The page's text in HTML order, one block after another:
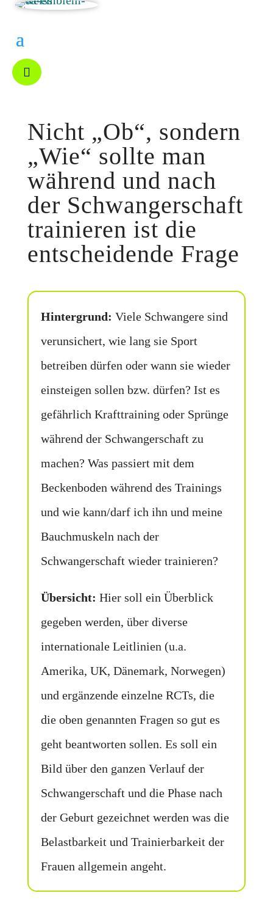

Nicht „Ob“, sondern
„Wie“ sollte man
während und nach
der Schwangerschaft
trainieren ist die
entscheidende Frage
Hintergrund: Viele Schwangere sind
verunsichert, wie lang sie Sport
betreiben dürfen oder wann sie wieder
einsteigen sollen bzw. dürfen? Ist es
gefährlich Krafttraining oder Sprünge
während der Schwangerschaft zu
machen? Was passiert mit dem
Beckenboden während des Trainings
und wie kann/darf ich ihn und meine
Bauchmuskeln nach der
Schwangerschaft wieder trainieren?
Übersicht: Hier soll ein Überblick
gegeben werden, über diverse
internationale Leitlinien (u.a.
Amerika, UK, Dänemark, Norwegen)
und ergänzende einzelne RCTs, die
die oben genannten Fragen so gut es
geht beantworten sollen. Es soll ein
Bild über den ganzen Verlauf der
Schwangerschaft und die Phase nach
der Geburt gezeichnet werden was die
Belastbarkeit und Trainierbarkeit der
Frauen allgemein angeht.